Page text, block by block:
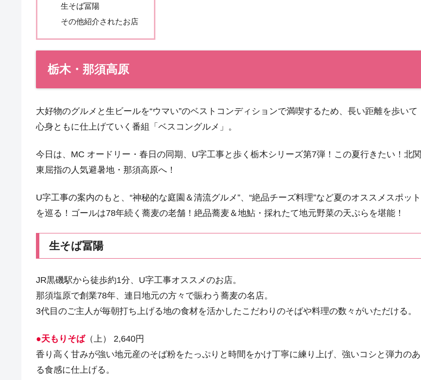
生そば冨陽
その他紹介されたお店
栃木・那須高原
大好物のグルメと生ビールを“ウマい”のベストコンディションで満喫するため、長い距離を歩いて
心身ともに仕上げていく番組「ベスコングルメ」。
今日は、MC オードリー・春日の同期、U字工事と歩く栃木シリーズ第7弾！この夏行きたい！北関
東屈指の人気避暑地・那須高原へ！
U字工事の案内のもと、“神秘的な庭園＆清流グルメ”、“絶品チーズ料理”など夏のオススメスポット
を巡る！ゴールは78年続く蕎麦の老舗！絶品蕎麦＆地鮎・採れたて地元野菜の天ぷらを堪能！
生そば冨陽
JR黒磯駅から徒歩約1分、U字工事オススメのお店。
那須塩原で創業78年、連日地元の方々で賑わう蕎麦の名店。
3代目のご主人が毎朝打ち上げる地の食材を活かしたこだわりのそばや料理の数々がいただける。
●天もりそば（上） 2,640円
香り高く甘みが強い地元産のそば粉をたっぷりと時間をかけ丁寧に練り上げ、強いコシと弾力のあ
る食感に仕上げる。